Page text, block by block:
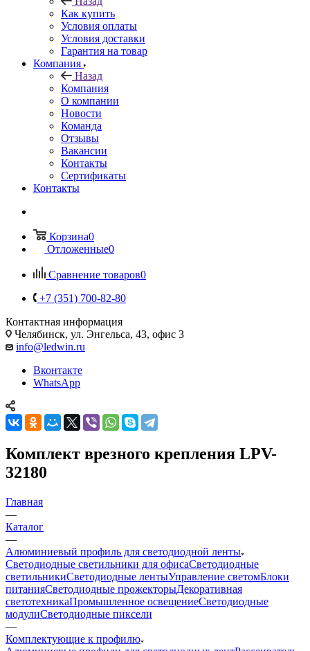
Как купить
Условия оплаты
Условия доставки
Гарантия на товар
Компания
Назад
Компания
О компании
Новости
Команда
Отзывы
Вакансии
Контакты
Сертификаты
Контакты
Корзина0
Отложенные0
Сравнение товаров0
+7 (351) 700-82-80
Контактная информация
Челябинск, ул. Энгельса, 43, офис 3
info@ledwin.ru
Вконтакте
WhatsApp
Комплект врезного крепления LPV-
32180
Главная
—
Каталог
—
Алюминиевый профиль для светодиодной ленты
Светодиодные светильники для офисаСветодиодные
светильникиСветодиодные лентыУправление светомБлоки
питанияСветодиодные прожекторыДекоративная
светотехникаПромышленное освещениеСветодиодные
модулиСветодиодные пиксели
—
Комплектующие к профилю